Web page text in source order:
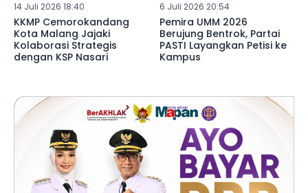
14 Juli 2026 18:40
KKMP Cemorokandang
Kota Malang Jajaki
Kolaborasi Strategis
dengan KSP Nasari
6 Juli 2026 20:54
Pemira UMM 2026
Berujung Bentrok, Partai
PASTI Layangkan Petisi ke
Kampus